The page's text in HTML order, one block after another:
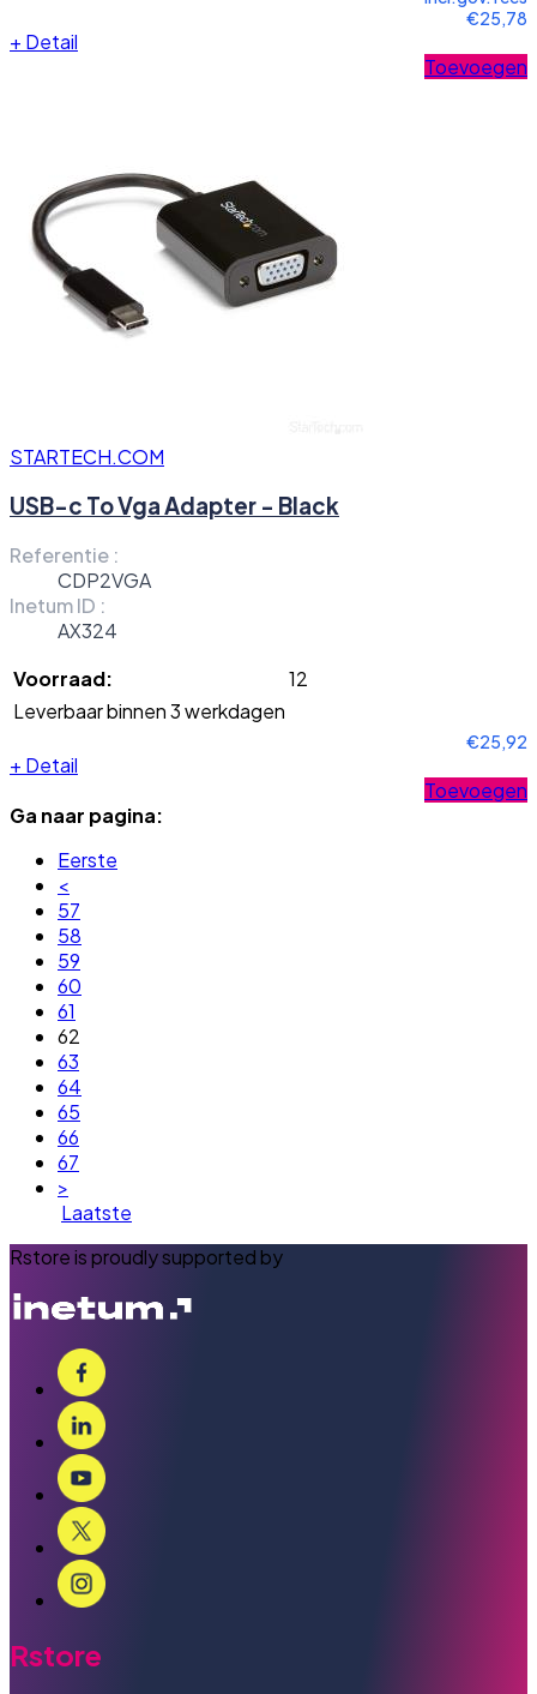
€25,78
+ Detail
Toevoegen
STARTECH.COM
USB-c To Vga Adapter - Black
Referentie :
CDP2VGA
Inetum ID :
AX324
Voorraad:
12
Leverbaar binnen 3 werkdagen
€25,92
+ Detail
Toevoegen
Ga naar pagina:
Eerste
<
57
58
59
60
61
62
63
64
65
66
67
>
Laatste
Rstore is proudly supported by
Rstore